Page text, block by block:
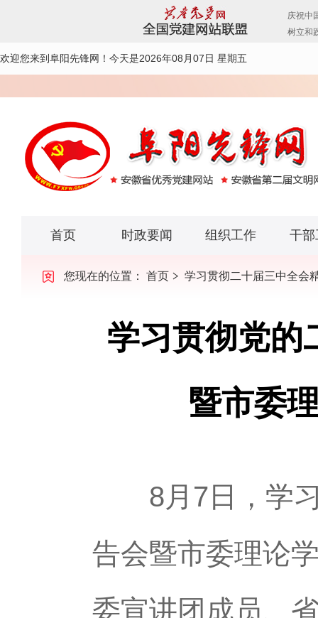
欢迎您来到阜阳先锋网！ 今天是2026年08月07日 星期五
首页 时政要闻 组织工作 干部
您现在的位置： 首页 学习贯彻二十届三中全会
学习贯彻党的
暨市委
8月7日，学习
告会暨市委理论
委宣讲团成员、